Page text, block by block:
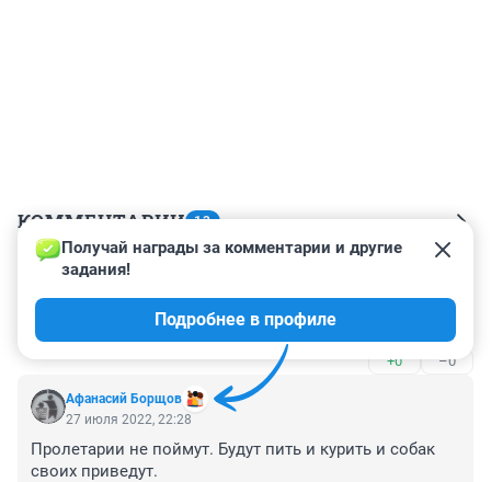
КОММЕНТАРИИ 13
Гость
Губит людей не пиво, губит людей вода!
+0 –0
Афанасий Борщов
Получай награды за комментарии и другие
задания!
Подробнее в профиле
27 июля 2022, 22:28
Пролетарии не поймут. Будут пить и курить и собак
своих приведут.